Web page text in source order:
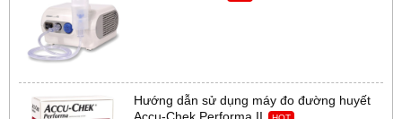
Hướng dẫn sử dụng máy đo đường huyết
Accu-Chek Performa II